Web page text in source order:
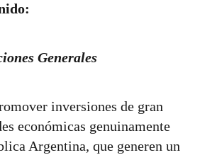
Generales
inversiones de gran
económicas genuinamente
Argentina, que generen un